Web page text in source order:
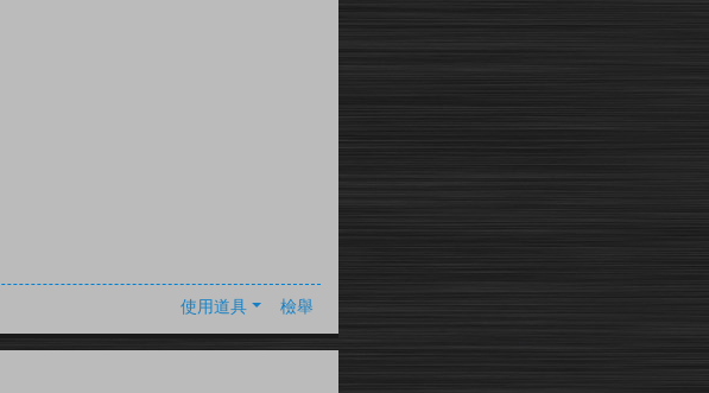
使用道具 檢舉